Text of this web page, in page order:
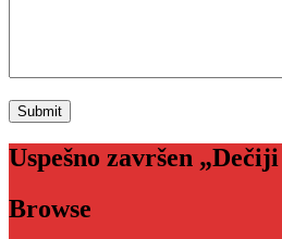
Uspešno završen
Browse